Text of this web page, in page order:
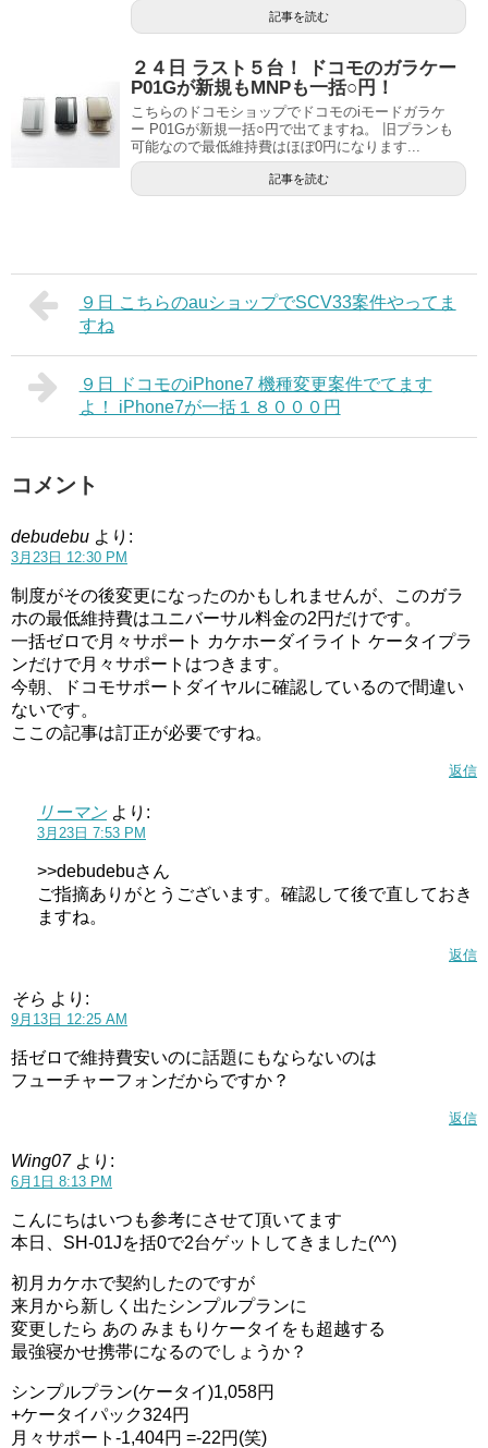
記事を読む
２４日 ラスト５台！ ドコモのガラケー
P01Gが新規もMNPも一括○円！
こちらのドコモショップでドコモのiモードガラケ
ー P01Gが新規一括○円で出てますね。 旧プランも
可能なので最低維持費はほぼ0円になります...
記事を読む
９日 こちらのauショップでSCV33案件やってま
すね
９日 ドコモのiPhone7 機種変更案件でてます
よ！ iPhone7が一括１８０００円
コメント
debudebu より:
3月23日 12:30 PM
制度がその後変更になったのかもしれませんが、このガラ
ホの最低維持費はユニバーサル料金の2円だけです。
一括ゼロで月々サポート カケホーダイライト ケータイプラ
ンだけで月々サポートはつきます。
今朝、ドコモサポートダイヤルに確認しているので間違い
ないです。
ここの記事は訂正が必要ですね。
返信
リーマン より:
3月23日 7:53 PM
>>debudebuさん
ご指摘ありがとうございます。確認して後で直しておき
ますね。
返信
そら より:
9月13日 12:25 AM
括ゼロで維持費安いのに話題にもならないのは
フューチャーフォンだからですか？
返信
Wing07 より:
6月1日 8:13 PM
こんにちはいつも参考にさせて頂いてます
本日、SH-01Jを括0で2台ゲットしてきました(^^)
初月カケホで契約したのですが
来月から新しく出たシンプルプランに
変更したら あの みまもりケータイをも超越する
最強寝かせ携帯になるのでしょうか？
シンプルプラン(ケータイ)1,058円
+ケータイパック324円
月々サポート-1,404円 =-22円(笑)